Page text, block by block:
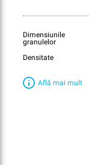
Dimensiunile
granulelor
Densitate
Află mai mult